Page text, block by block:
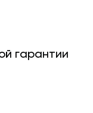
гарантии